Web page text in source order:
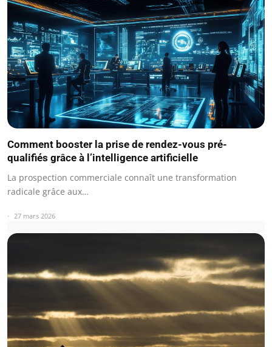
Comment booster la prise de rendez-vous pré-
qualifiés grâce à l’intelligence artificielle
La prospection commerciale connaît une transformation
radicale grâce aux…
27 mars 2026